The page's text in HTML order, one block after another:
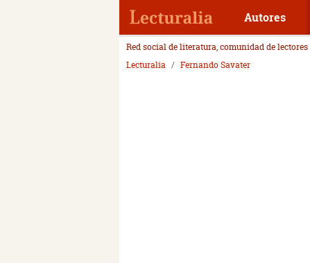
Autores
Red social de literatura, comunidad de
Lecturalia
Fernando Savater